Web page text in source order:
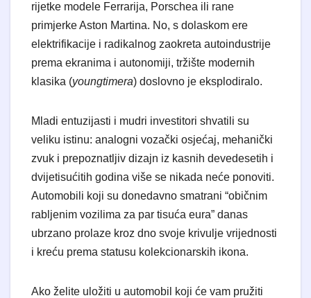
rijetke modele Ferrarija, Porschea ili rane
primjerke Aston Martina. No, s dolaskom ere
elektrifikacije i radikalnog zaokreta autoindustrije
prema ekranima i autonomiji, tržište modernih
klasika (youngtimera) doslovno je eksplodiralo.
Mladi entuzijasti i mudri investitori shvatili su
veliku istinu: analogni vozački osjećaj, mehanički
zvuk i prepoznatljiv dizajn iz kasnih devedesetih i
dvijetisućitih godina više se nikada neće ponoviti.
Automobili koji su donedavno smatrani “običnim
rabljenim vozilima za par tisuća eura” danas
ubrzano prolaze kroz dno svoje krivulje vrijednosti
i kreću prema statusu kolekcionarskih ikona.
Ako želite uložiti u automobil koji će vam pružiti